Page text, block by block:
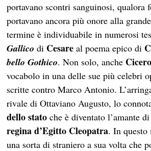
portavano scontri sanguinosi, qualora
portavano ancora più onore alla
termine è individuabile in numerosi
Gallico di Cesare al poema epico di
bello Gothico. Non solo, anche
vocabolo in una delle sue più celebri
scritte contro Marco Antonio.
rivale di Ottaviano Augusto, lo
dello stato che è diventato l’amante
regina d’Egitto Cleopatra. In questo
una sorta di straniero a sua volta che